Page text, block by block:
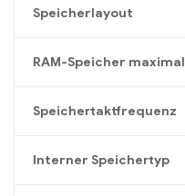
Speicherlayout
RAM-Speicher maximal
Speichertaktfrequenz
Interner Speichertyp